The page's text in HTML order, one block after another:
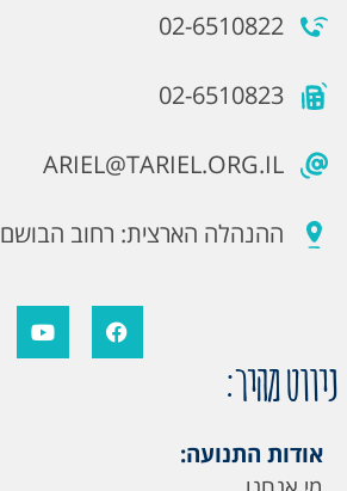
02-6510822
02-6510823
ARIEL@TARIEL.ORG.IL
ההנהלה הארצית: רחוב הבושם 11, גילה ירושלים
ניווט מהיר:
אודות התנועה: